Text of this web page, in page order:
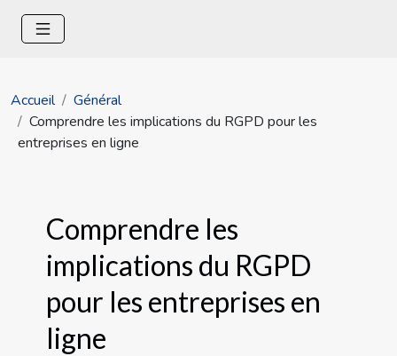
Accueil
Général
Comprendre les implications du RGPD pour les
entreprises en ligne
Comprendre les
implications du RGPD
pour les entreprises en
ligne